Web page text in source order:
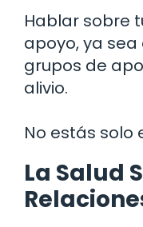
Hablar sobre
apoyo, ya
grupos de
alivio.
No estás solo
La Salud